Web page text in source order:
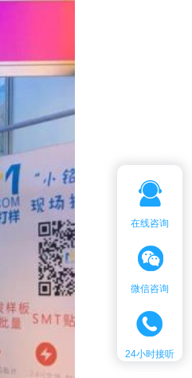
在线咨询
微信咨询
24小时接听
客服微信：
客服热线：